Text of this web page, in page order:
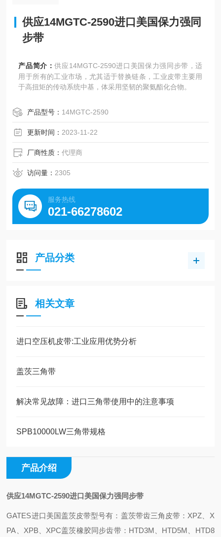
供应14MGTC-2590进口美国保力强同
步带
产品简介：供应14MGTC-2590进口美国保力强同步带，适
用于所有的工业市场，尤其适于替换链条，工业皮带主要用
于高扭矩的传动系统中基，体采用坚韧的聚氨酯化合物。
产品型号： 14MGTC-2590
更新时间： 2023-11-22
厂商性质：代理商
访问量： 2305
服务热线
021-66278602
产品分类
相关文章
进口空压机皮带:工业应用优势分析
盖茨三角带
解决常见故障：进口三角带使用中的注意事项
SPB10000LW三角带规格
产品介绍
供应14MGTC-2590进口美国保力强同步带
GATES进口美国盖茨皮带型号有： 盖茨带齿三角皮带：XPZ、X
PA、XPB、XPC盖茨橡胶同步齿带：HTD3M、HTD5M、HTD8